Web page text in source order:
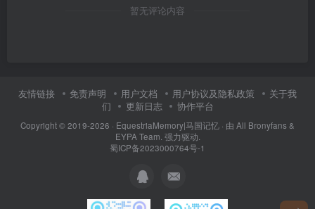
暂无评论内容
友情链接 免责声明 用户文档 用户协议及隐私政策
关于我
们
更新日志 协作平台
Copyright © 2019-2026 · EquestriaMemory|马国记忆 · 由 All Bronyfans &
EYPA Team. 强力驱动.
蜀ICP备2023000764号-1